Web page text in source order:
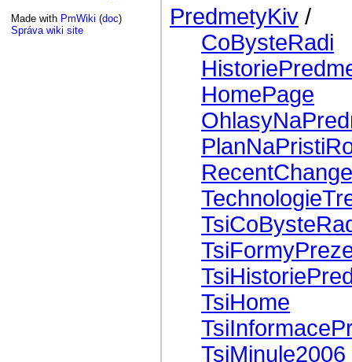
Made with PmWiki (doc)
Správa wiki site
PredmetyKiv /
CoBysteRadi
HomePage
TsiHome
TsiMinule2006